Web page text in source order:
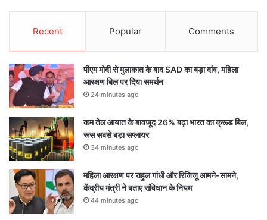
Recent Popular Comments
पीएम मोदी से मुलाकात के बाद SAD का बड़ा दांव, महिला
आरक्षण बिल पर दिया समर्थन
24 minutes ago
कम तेल आयात के बावजूद 26% बढ़ा भारत का क्रूड बिल,
रूस सबसे बड़ा सप्लायर
34 minutes ago
महिला आरक्षण पर राहुल गांधी और रिजिजू आमने-सामने,
केंद्रीय मंत्री ने बताए संविधान के नियम
44 minutes ago